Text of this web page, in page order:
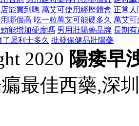
能買到嗎 萬艾可使用經歷體會 正常
哪個高 吃一粒萬艾可能硬多久 萬艾可
能增加硬度嗎 男用壯陽藥品牌 長期有
了犀利士多久 批發保健品壯陽藥
2020 陽痿早
最佳西藥,深